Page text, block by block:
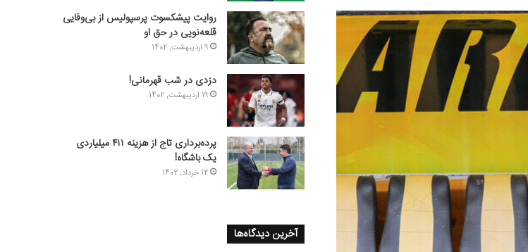
روایت پیشکسوت پرسپولیس از بی‌وفایی
قلعه‌نویی در حق او
9 اردیبهشت, 1402
دزدی در شب قهرمانی!
19 اردیبهشت, 1402
پرده‌برداری تاج از هزینه ۴۱۱ میلیاردی
یک باشگاه!
12 خرداد, 1402
آخرین دیدگاه‌ها